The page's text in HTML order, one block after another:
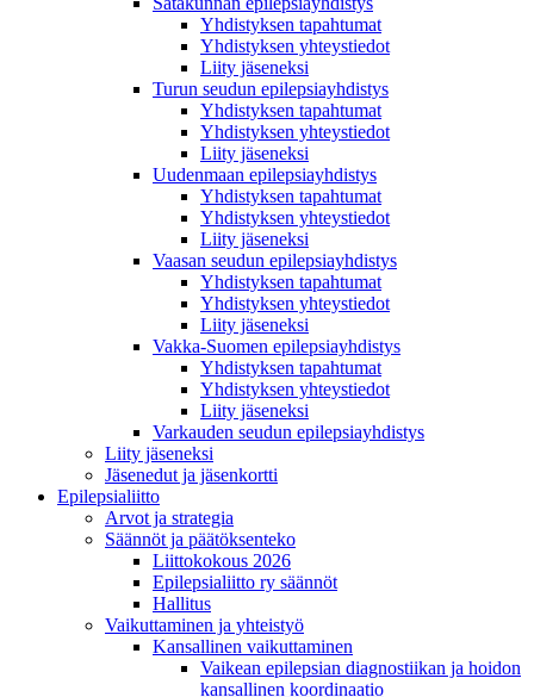
Yhdistyksen tapahtumat
Yhdistyksen yhteystiedot
Liity jäseneksi
Turun seudun epilepsiayhdistys
Yhdistyksen tapahtumat
Yhdistyksen yhteystiedot
Liity jäseneksi
Uudenmaan epilepsiayhdistys
Yhdistyksen tapahtumat
Yhdistyksen yhteystiedot
Liity jäseneksi
Vaasan seudun epilepsiayhdistys
Yhdistyksen tapahtumat
Yhdistyksen yhteystiedot
Liity jäseneksi
Vakka-Suomen epilepsiayhdistys
Yhdistyksen tapahtumat
Yhdistyksen yhteystiedot
Liity jäseneksi
Varkauden seudun epilepsiayhdistys
Liity jäseneksi
Jäsenedut ja jäsenkortti
Epilepsialiitto
Arvot ja strategia
Säännöt ja päätöksenteko
Liittokokous 2026
Epilepsialiitto ry säännöt
Hallitus
Vaikuttaminen ja yhteistyö
Kansallinen vaikuttaminen
Vaikean epilepsian diagnostiikan ja hoidon
kansallinen koordinaatio